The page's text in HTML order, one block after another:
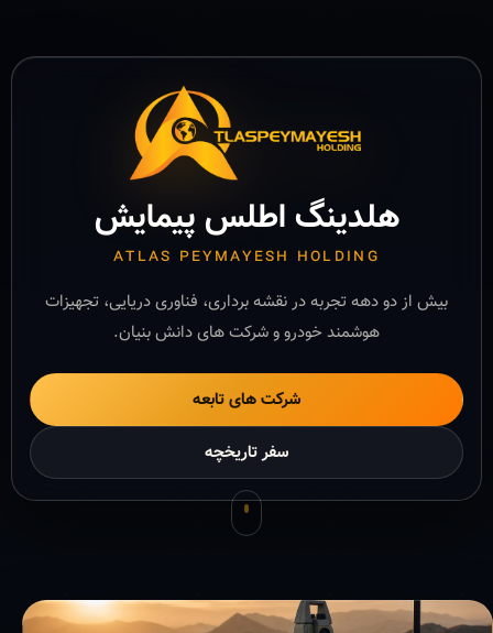
هلدینگ اطلس پیمایش
ATLAS PEYMAYESH HOLDING
بیش از دو دهه تجربه در نقشه برداری، فناوری دریایی، تجهیزات
هوشمند خودرو و شرکت های دانش بنیان.
شرکت های تابعه
سفر تاریخچه